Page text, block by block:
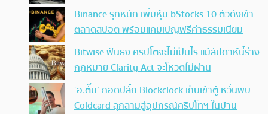
Binance รุกหนัก เพิ่มหุ้น bStocks 10 ตัวดังเข้า
ตลาดสปอต พร้อมแคมเปญฟรีค่าธรรมเนียม
Bitwise ฟันธง คริปโตจะไม่เป็นไร แม้สัปดาห์นี้ร่าง
กฎหมาย Clarity Act จะโหวตไม่ผ่าน
‘อ.ตั๊ม’ ถอดปลั้ก Blockclock เก็บเข้าตู้ หวั่นพิษ
Coldcard ลุกลามสู่อุปกรณ์คริปโทฯ ในบ้าน